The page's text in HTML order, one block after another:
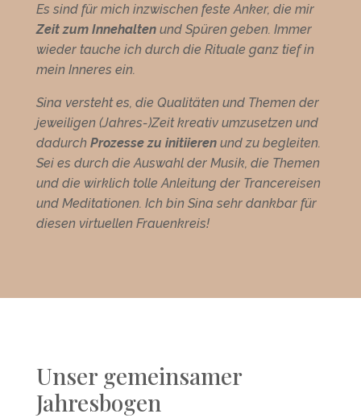
Es sind für mich inzwischen feste Anker, die mir
Zeit zum Innehaltenund Spüren geben. Immer
wieder tauche ich durch die Rituale ganz tief in
mein Inneres ein.
Sina versteht es, die Qualitäten und Themen der
jeweiligen (Jahres-)Zeit kreativ umzusetzen und
dadurch Prozesse zu initiierenund zu begleiten.
Sei es durch die Auswahl der Musik, die Themen
und die wirklich tolle Anleitung der Trancereisen
und Meditationen. Ich bin Sina sehr dankbar für
diesen virtuellen Frauenkreis!
Unser gemeinsamer
Jahresbogen